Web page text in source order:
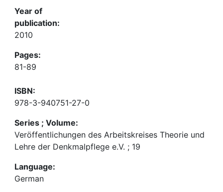
Year of
publication:
2010
Pages:
81-89
ISBN:
978-3-940751-27-0
Series ; Volume:
Veröffentlichungen des Arbeitskreises Theorie und
Lehre der Denkmalpflege e.V. ; 19
Language:
German